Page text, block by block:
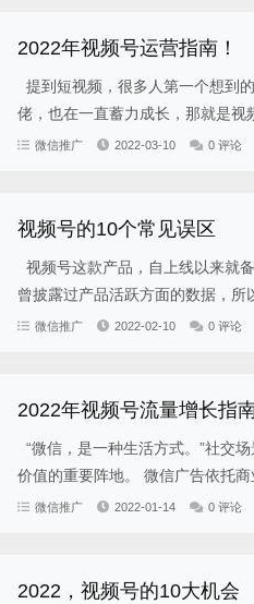
2022年视频号运营指南！
提到短视频，很多人第一个想到
佬，也在一直蓄力成长，那就是视
微信推广 2022-03-10 0 评论
视频号的10个常见误区
视频号这款产品，自上线以来就
曾披露过产品活跃方面的数据，所
微信推广 2022-02-10 0 评论
2022年视频号流量增长指南
“微信，是一种生活方式。”社交
价值的重要阵地。 微信广告依托
微信推广 2022-01-14 0 评论
2022，视频号的10大机会